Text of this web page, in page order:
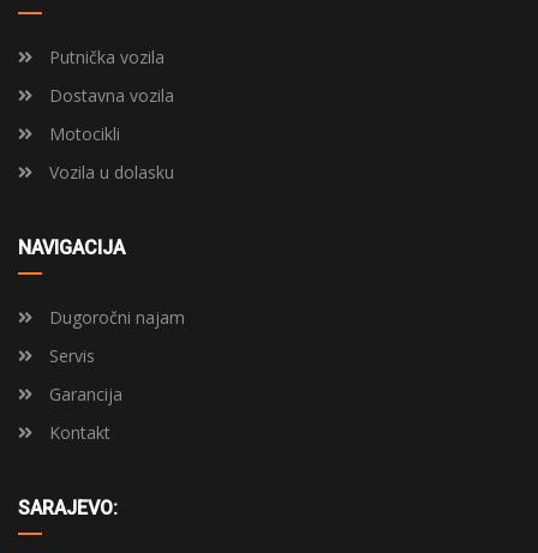
Putnička vozila
Dostavna vozila
Motocikli
Vozila u dolasku
NAVIGACIJA
Dugoročni najam
Servis
Garancija
Kontakt
SARAJEVO: